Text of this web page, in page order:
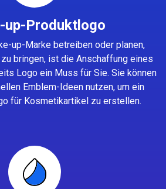
up-Produktlogo
up-Marke betreiben oder planen,
bringen, ist die Anschaffung eines
Logo ein Muss für Sie. Sie können
Emblem-Ideen nutzen, um ein
für Kosmetikartikel zu erstellen.